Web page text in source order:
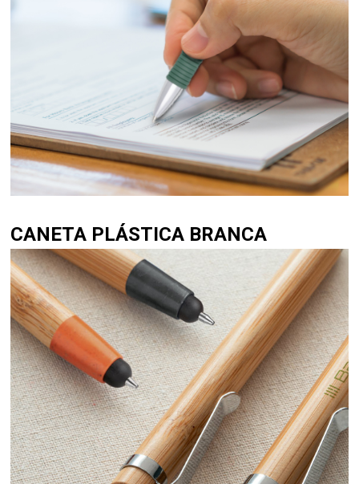
CANETA PLÁSTICA BRANCA